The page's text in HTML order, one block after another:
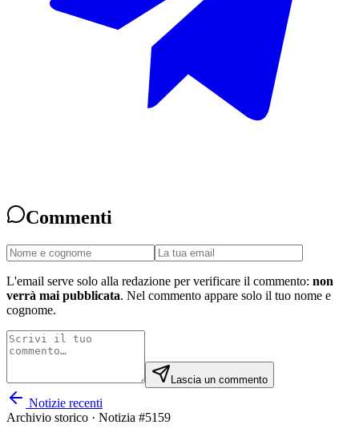
Commenti
L'email serve solo alla redazione per verificare il commento: non
verrà mai pubblicata. Nel commento appare solo il tuo nome e
cognome.
Lascia un commento
Notizie recenti
Archivio storico · Notizia #5159